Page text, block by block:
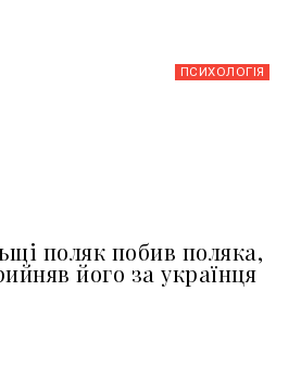
ПСИХОЛОГІЯ
поляк побив поляка,
його за українця